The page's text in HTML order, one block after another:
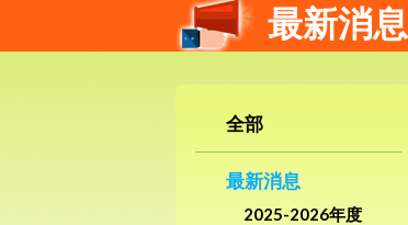
最新消息
全部
最新消息
2025-2026年度